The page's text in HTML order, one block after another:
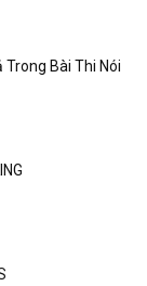
Trong Bài Thi Nói